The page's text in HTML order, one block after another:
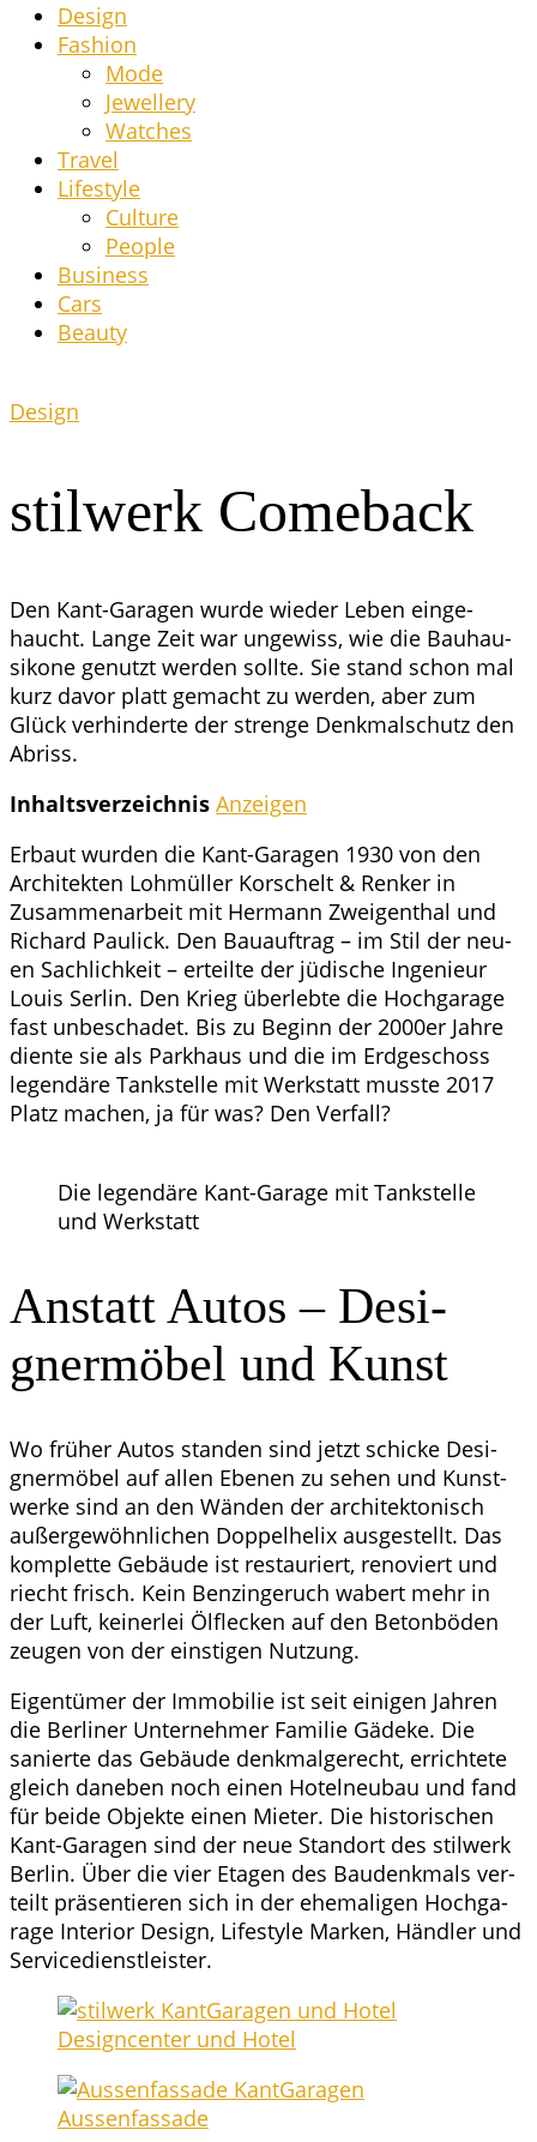
Design
Fashion
Mode
Jewel­lery
Wat­ches
Tra­vel
Life­style
Cul­tu­re
Peo­p­le
Busi­ness
Cars
Beau­ty
Design
stil­werk Comeback
Den Kant-Gara­gen wur­de wie­der Leben ein­ge­
haucht. Lan­ge Zeit war unge­wiss, wie die Bau­hau­
si­ko­ne genutzt wer­den soll­te. Sie stand schon mal
kurz davor platt gemacht zu wer­den, aber zum
Glück ver­hin­der­te der stren­ge Denk­mal­schutz den
Abriss.
Inhalts­ver­zeich­nis Anzei­gen
Erbaut wur­den die Kant-Gara­gen 1930 von den
Archi­tek­ten Loh­mül­ler Kor­schelt & Ren­ker in
Zusam­men­ar­beit mit Her­mann Zwei­genthal und
Richard Paulick. Den Bau­auf­trag – im Stil der neu­
en Sach­lich­keit – erteil­te der jüdi­sche Inge­nieur
Lou­is Ser­lin. Den Krieg über­leb­te die Hoch­ga­ra­ge
fast unbe­scha­det. Bis zu Beginn der 2000er Jah­re
dien­te sie als Park­haus und die im Erd­ge­schoss
legen­dä­re Tank­stel­le mit Werk­statt muss­te 2017
Platz machen, ja für was? Den Verfall?
Die legen­dä­re Kant-Gara­ge mit Tank­stel­le
und Werkstatt
Anstatt Autos – Desi­
gner­mö­bel und Kunst
Wo frü­her Autos stan­den sind jetzt schi­cke Desi­
gner­mö­bel auf allen Ebe­nen zu sehen und Kunst­
wer­ke sind an den Wän­den der archi­tek­to­nisch
außer­ge­wöhn­li­chen Dop­pel­he­lix aus­ge­stellt. Das
kom­plet­te Gebäu­de ist restau­riert, reno­viert und
riecht frisch. Kein Ben­zin­ge­ruch wabert mehr in
der Luft, kei­ner­lei Ölfle­cken auf den Beton­bö­den
zeu­gen von der eins­ti­gen Nutzung.
Eigen­tü­mer der Immo­bi­lie ist seit eini­gen Jah­ren
die Ber­li­ner Unter­neh­mer Fami­lie Gäde­ke. Die
sanier­te das Gebäu­de denk­mal­ge­recht, errich­te­te
gleich dane­ben noch einen Hotel­neu­bau und fand
für bei­de Objek­te einen Mie­ter. Die his­to­ri­schen
Kant-Gara­gen sind der neue Stand­ort des stil­werk
Ber­lin. Über die vier Eta­gen des Bau­denk­mals ver­
teilt prä­sen­tie­ren sich in der ehe­ma­li­gen Hoch­ga­
ra­ge Inte­ri­or Design, Life­style Mar­ken, Händ­ler und
Servicedienstleister.
Design­cen­ter und Hotel
Aus­sen­fas­sa­de